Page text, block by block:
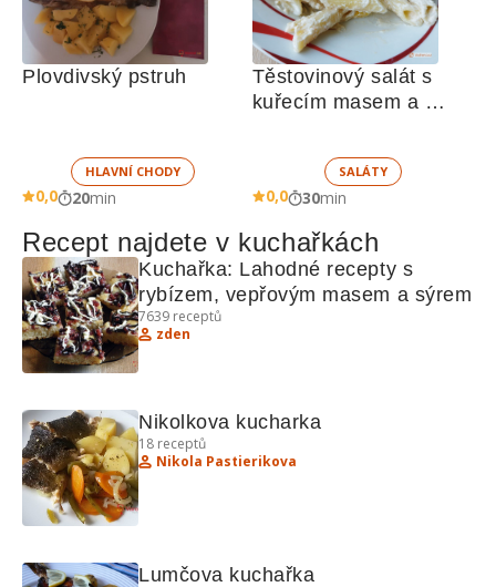
Plovdivský pstruh
HLAVNÍ CHODY
0,0 20min
Těstovinový salát s
kuřecím masem a
SALÁTY
0,0 30min
Recept najdete v kuchařkách
Kuchařka: Lahodné recepty s
rybízem, vepřovým masem a sýrem
7639 receptů
zden
Nikolkova kucharka
18 receptů
Nikola Pastierikova
Lumčova kuchařka